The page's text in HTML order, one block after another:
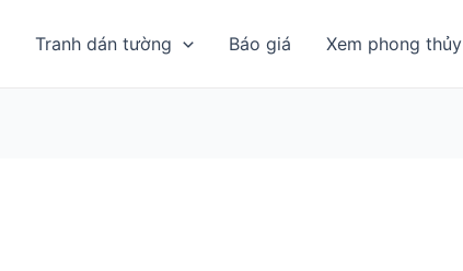
Tranh dán tường Báo giá Xem phong thủy